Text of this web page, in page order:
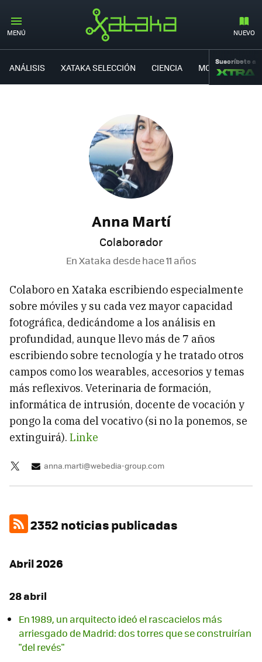
MENÚ NUEVO
ANÁLISIS XATAKA SELECCIÓN CIENCIA MOVILIDAD
Suscríbete a
Anna Martí
Colaborador
En Xataka desdehace 11 años
Colaboro en Xataka escribiendo especialmente
sobre móviles y su cada vez mayor capacidad
fotográfica, dedicándome a los análisis en
profundidad, aunque llevo más de 7 años
escribiendo sobre tecnología y he tratado otros
campos como los wearables, accesorios y temas
más reflexivos. Veterinaria de formación,
informática de intrusión, docente de vocación y
pongo la coma del vocativo (si no la ponemos, se
extinguirá). Linke
anna.marti@webedia-group.com
2352 noticias publicadas
Abril 2026
28 abril
En 1989, un arquitecto ideó el rascacielos más
arriesgado de Madrid: dos torres que se construirían
"del revés"